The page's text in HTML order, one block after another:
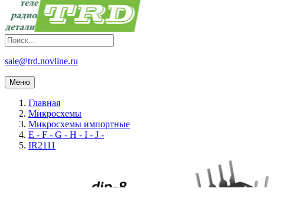
sale@trd.novline.ru
Меню
Главная
Микросхемы
Микросхемы импортные
E - F - G - H - I - J -
IR2111